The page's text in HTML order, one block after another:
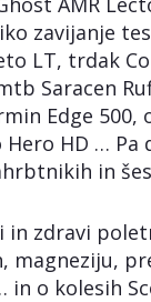
zavijanje
LT, trdak
Saracen
Edge 500,
Hero HD … Pa
in
in zdravi
magneziju,
in o kolesih